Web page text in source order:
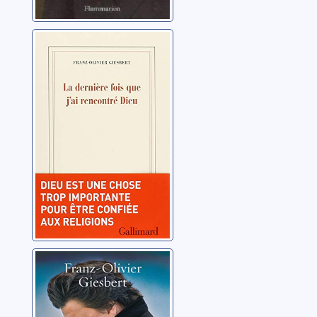
La dernière fois
que j'ai rencontré
Dieu
Giesbert, Franz-Olivier
Bernard Tapie:
leçons de vie, de
mort et d'amour